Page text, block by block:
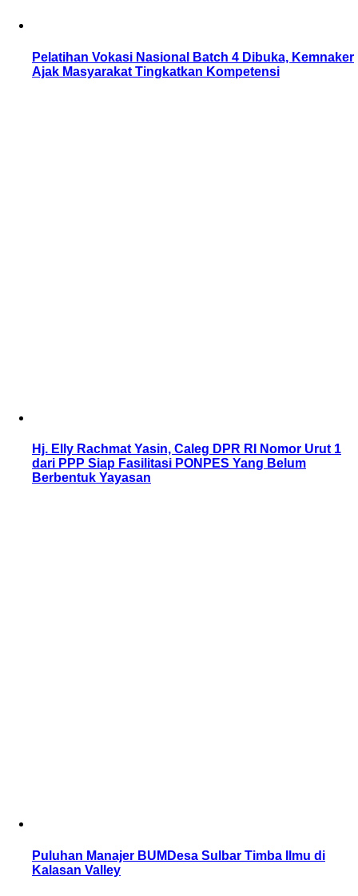
Pelatihan Vokasi Nasional Batch 4 Dibuka, Kemnaker
Ajak Masyarakat Tingkatkan Kompetensi
Hj. Elly Rachmat Yasin, Caleg DPR RI Nomor Urut 1
dari PPP Siap Fasilitasi PONPES Yang Belum
Berbentuk Yayasan
Puluhan Manajer BUMDesa Sulbar Timba Ilmu di
Kalasan Valley